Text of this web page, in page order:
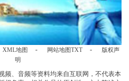
XML地图 - 网站地图TXT -
版权声
明
频、音频等资料均来自互联网，不代表本